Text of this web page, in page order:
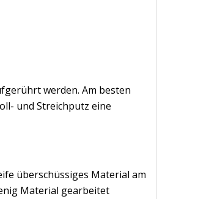
werden. Am besten
und Streichputz eine
überschüssiges Material am
Material gearbeitet